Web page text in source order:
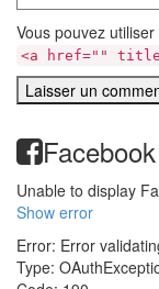
Vous pouvez
<a href=""
Facebook
Unable to display
Show error
Error: Error
Type: